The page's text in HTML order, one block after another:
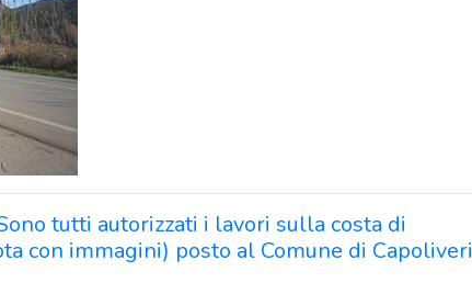
tutti autorizzati i lavori sulla costa di
con immagini) posto al Comune di Capoliveri